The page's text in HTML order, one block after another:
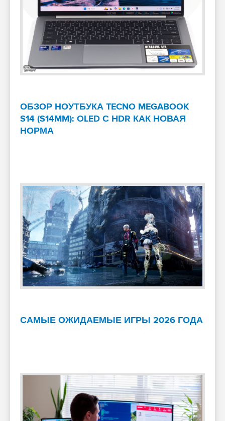
ОБЗОР НОУТБУКА TECNO MEGABOOK
S14 (S14MM): OLED С HDR КАК НОВАЯ
НОРМА
САМЫЕ ОЖИДАЕМЫЕ ИГРЫ 2026 ГОДА